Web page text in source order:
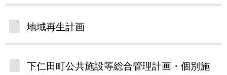
地域再生計画
下仁田町公共施設等総合管理計画・個別施